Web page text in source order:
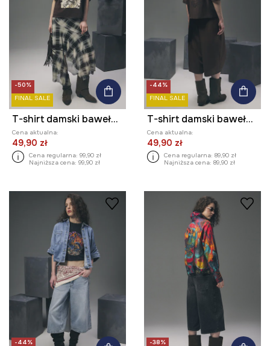
-50%
FINAL SALE
T-shirt damski bawełniany z kolekcji Tattoo Art by Mattia Provezza
Cena aktualna:
49,90 zł
Cena regularna: 99,90 zł
Najniższa cena: 99,90 zł
-44%
FINAL SALE
T-shirt damski bawełniany z kolekcji Tattoo Art by Marcel Ustowski (MUS TATTOO)
Cena aktualna:
49,90 zł
Cena regularna: 89,90 zł
Najniższa cena: 89,90 zł
-44% -38%